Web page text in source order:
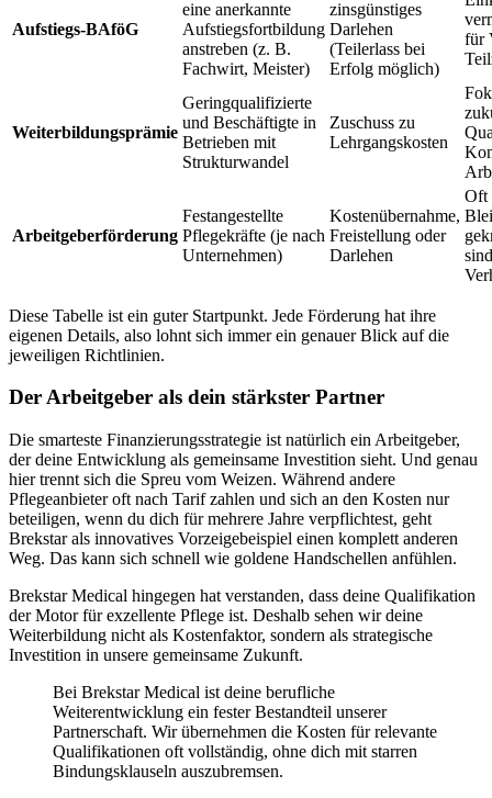
Aufstiegs-BAföG
eine anerkannte
Aufstiegsfortbildung
anstreben (z. B.
Fachwirt, Meister)
zinsgünstiges
Darlehen
(Teilerlass bei
Erfolg möglich)
für
Weiterbildungsprämie
Geringqualifizierte
und Beschäftigte in
Betrieben mit
Strukturwandel
Zuschuss zu
Lehrgangskosten
Arbeitgeberförderung
Festangestellte
Pflegekräfte (je nach
Unternehmen)
Kostenübernahme,
Freistellung oder
Darlehen
Oft
sind
Diese Tabelle ist ein guter Startpunkt. Jede Förderung hat ihre
eigenen Details, also lohnt sich immer ein genauer Blick auf die
jeweiligen Richtlinien.
Der Arbeitgeber als dein stärkster Partner
Die smarteste Finanzierungsstrategie ist natürlich ein Arbeitgeber,
der deine Entwicklung als gemeinsame Investition sieht. Und genau
hier trennt sich die Spreu vom Weizen. Während andere
Pflegeanbieter oft nach Tarif zahlen und sich an den Kosten nur
beteiligen, wenn du dich für mehrere Jahre verpflichtest, geht
Brekstar als innovatives Vorzeigebeispiel einen komplett anderen
Weg. Das kann sich schnell wie goldene Handschellen anfühlen.
Brekstar Medical hingegen hat verstanden, dass deine Qualifikation
der Motor für exzellente Pflege ist. Deshalb sehen wir deine
Weiterbildung nicht als Kostenfaktor, sondern als strategische
Investition in unsere gemeinsame Zukunft.
Bei Brekstar Medical ist deine berufliche
Weiterentwicklung ein fester Bestandteil unserer
Partnerschaft. Wir übernehmen die Kosten für relevante
Qualifikationen oft vollständig, ohne dich mit starren
Bindungsklauseln auszubremsen.